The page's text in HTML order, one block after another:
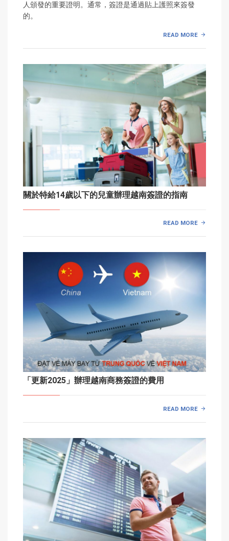
人頒發的重要證明。通常，簽證是通過貼上護照來簽發
的。
READ MORE
關於特給14歲以下的兒童辦理越南簽證的指南
READ MORE
「更新2025」辦理越南商務簽證的費用
READ MORE